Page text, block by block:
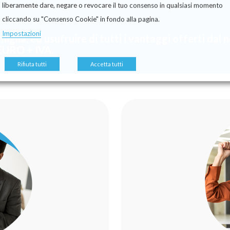
ed usufruire di tutti i vantaggi offerti dal
+ IVA.
liberamente dare, negare o revocare il tuo consenso in qualsiasi momento
cliccando su "Consenso Cookie" in fondo alla pagina.
Impostazioni
Rifiuta tutti Accetta tutti